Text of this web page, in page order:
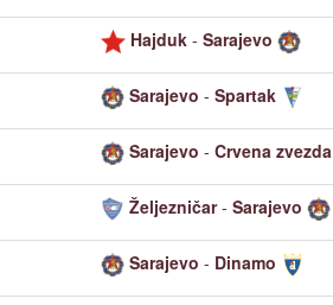
Hajduk -Sarajevo
Sarajevo - Spartak
Sarajevo - Crvena zvezda
Željezničar- Sarajevo
Sarajevo - Dinamo